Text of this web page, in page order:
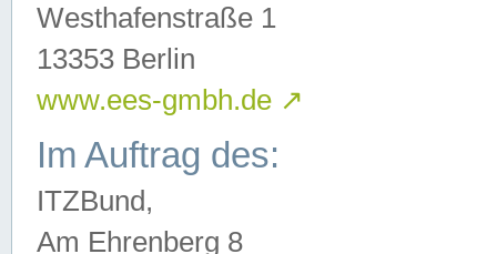
Westhafenstraße 1
13353 Berlin
www.ees-gmbh.de ↗
Im Auftrag des:
ITZBund,
Am Ehrenberg 8